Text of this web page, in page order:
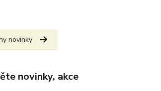
novinky
novinky, akce